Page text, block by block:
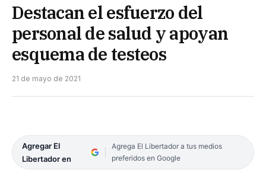
Destacan el esfuerzo del
personal de salud y apoyan
esquema de testeos
21 de mayo de 2021
Agregar El
Libertador en
Agrega El Libertador a tus medios
preferidos en Google